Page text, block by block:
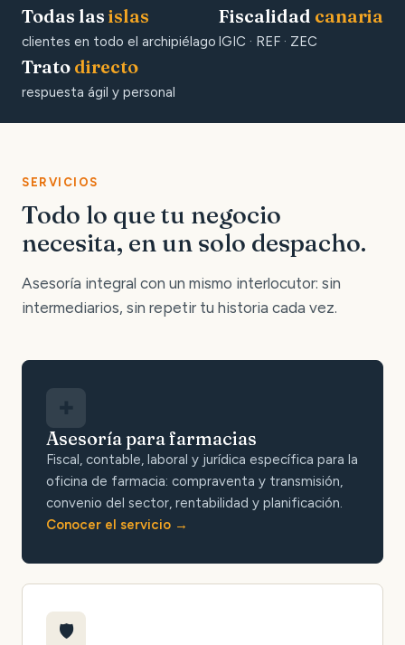
Todas las islas
clientes en todo el archipiélago
Fiscalidad canaria
IGIC · REF · ZEC
Trato directo
respuesta ágil y personal
SERVICIOS
Todo lo que tu negocio
necesita, en un solo despacho.
Asesoría integral con un mismo interlocutor: sin
intermediarios, sin repetir tu historia cada vez.
Asesoría para farmacias
Fiscal, contable, laboral y jurídica específica para la
oficina de farmacia: compraventa y transmisión,
convenio del sector, rentabilidad y planificación.
Conocer el servicio
🛡️